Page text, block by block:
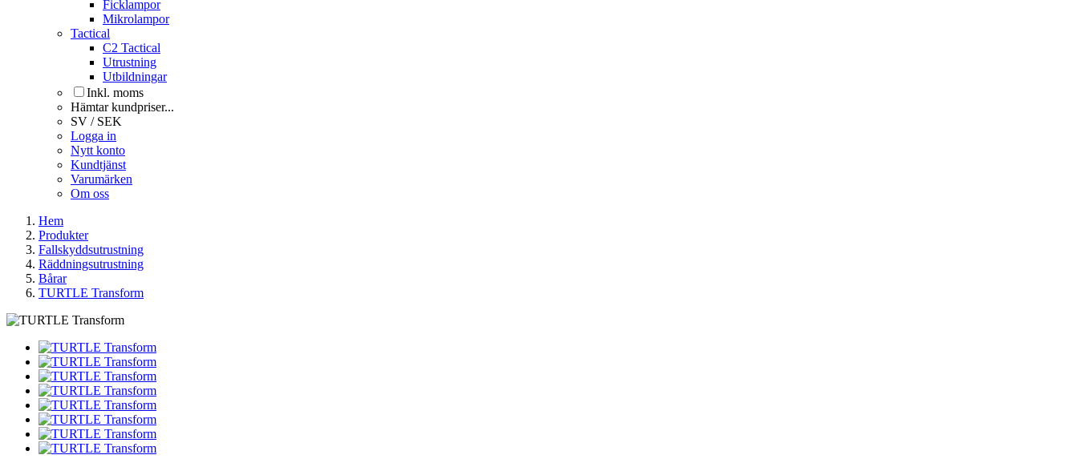
Ficklampor
Mikrolampor
Tactical
C2 Tactical
Utrustning
Utbildningar
Inkl. moms
Hämtar kundpriser...
SV / SEK
Logga in
Nytt konto
Kundtjänst
Varumärken
Om oss
Hem
Produkter
Fallskyddsutrustning
Räddningsutrustning
Bårar
TURTLE Transform